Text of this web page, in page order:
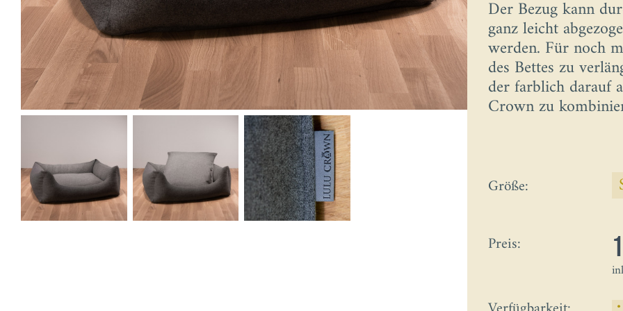
Der Bezug kann
ganz leicht
werden. Für noch
des Bettes zu
der farblich darauf
Crown zu
Größe:
Preis: